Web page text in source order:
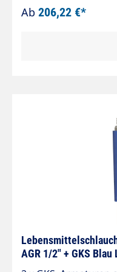
und Schwimmbad
Aussengewinde: 1/2"
40
Vorsprühschlauch
Geeignet für
» Geeignet für:
handelsüblichen
PVC Schlauch mit
fache
Ab 206,22 €*
AGR 1/2" + GKS Blau